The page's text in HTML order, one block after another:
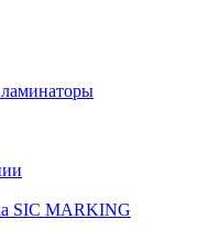
SIC MARKING